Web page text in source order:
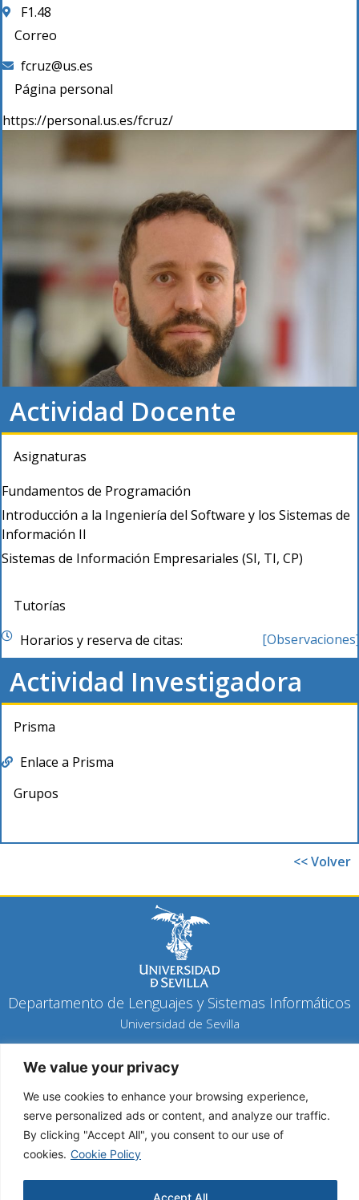
We value your privacy
We use cookies to enhance your browsing experience,
serve personalized ads or content, and analyze our traffic.
By clicking "Accept All", you consent to our use of
cookies. Cookie Policy
Accept All
F1.48
Correo
fcruz@us.es
Página personal
https://personal.us.es/fcruz/
Actividad Docente
Asignaturas
Fundamentos de Programación
Introducción a la Ingeniería del Software y los Sistemas de
Información II
Sistemas de Información Empresariales (SI, TI, CP)
Tutorías
Horarios y reserva de citas:
[Observaciones]
Actividad Investigadora
Prisma
Enlace a Prisma
Grupos
<< Volver
Departamento de Lenguajes y Sistemas Informáticos
Universidad de Sevilla
Política de cookies Aviso legal
Copyright 2026 © Todos los derechos reservados
Diseño y desarrollo h-tecnología